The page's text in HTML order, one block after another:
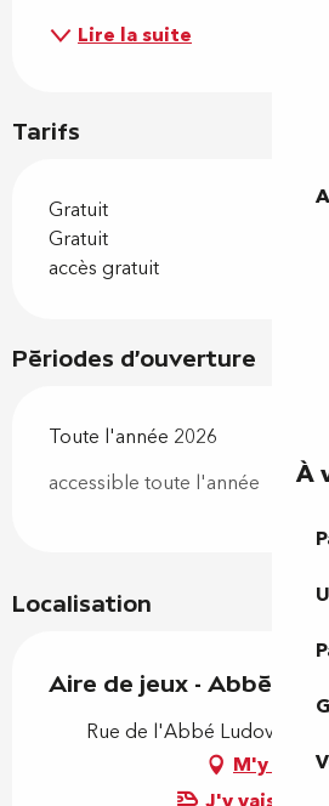
À
Lire la suite
Tarifs
Gratuit
Gratuit
accès gratuit
Périodes d'ouverture
Toute l'année 2026
accessible toute l'année
Localisation
Aire de jeux - Abbé
Rue de l'Abbé Ludovic
M'y